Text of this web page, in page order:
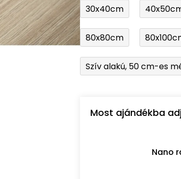
30x40cm
80x80cm
Szív alakú, 50 cm-es
Most ajándékba
Nano